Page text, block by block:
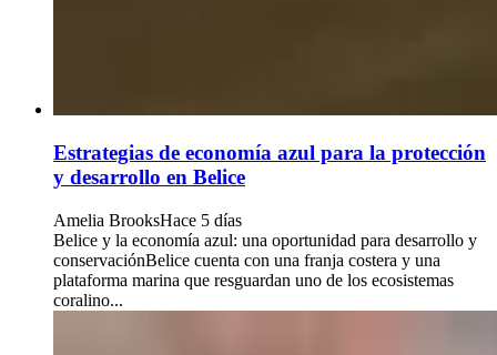
Estrategias de economía azul para la protección
y desarrollo en Belice
Amelia BrooksHace 5 días
Belice y la economía azul: una oportunidad para desarrollo y
conservaciónBelice cuenta con una franja costera y una
plataforma marina que resguardan uno de los ecosistemas
coralino...